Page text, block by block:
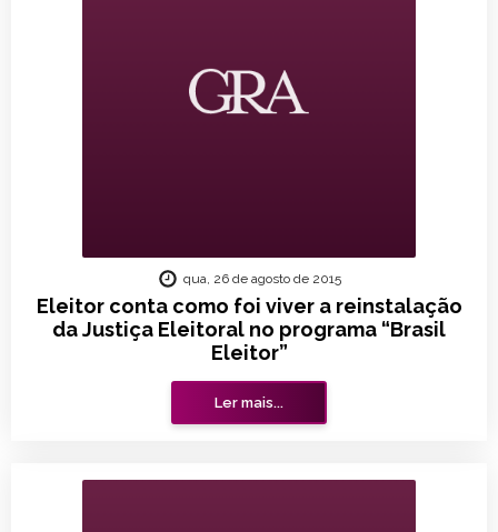
Eleitor conta como foi viver a reinstalação
da Justiça Eleitoral no programa “Brasil
Eleitor”
qua, 26 de agosto de 2015
Ler mais...